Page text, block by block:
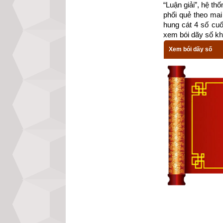
Theo bảng tra
phi là cung Cấn
Càn (Số 6),
Tránh chọn
(Số 9) và các
Xem chi tiết
mệnh Số 5 –
năm có sao Ngũ
Các luận giải
“Luận giải”, hệ
phối quẻ theo
hung cát 4 số
xem bói dãy số
Xem bói dãy số